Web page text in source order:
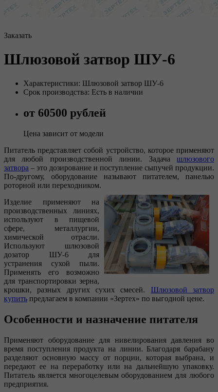
Заказать
Шлюзовой затвор ШУ-6
Характеристики: Шлюзовой затвор ШУ-6
Срок производства: Есть в наличии
от 60500 рублей
Цена зависит от модели
Питатель представляет собой устройство, которое применяют
для любой производственной линии. Задача шлюзового
затвора – это дозирование и поступление сыпучей продукции.
По-другому, оборудование называют питателем, панелью
роторной или переходником.
Изделие применяют на
производственных линиях,
используют в пищевой
сфере, металлургии,
химической отрасли.
Используют шлюзовой
дозатор ШУ-6 для
устранения сухой пыли.
Применять его возможно
для транспортировки зерна,
крошки, разных других сухих смесей. Шлюзовой затвор
купить предлагаем в компании «Зертех» по выгодной цене.
Особенности и назначение питателя
Применяют оборудование для нивелирования давления во
время поступления продукта на линии. Благодаря барабану
разделяют основную массу от порции, которая выбрана, и
передают ее на переработку или на дальнейшую упаковку.
Питатель является многоцелевым оборудованием для любого
предприятия.